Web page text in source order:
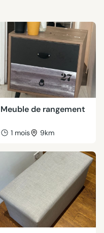
Meuble de rangement
1 mois 9km